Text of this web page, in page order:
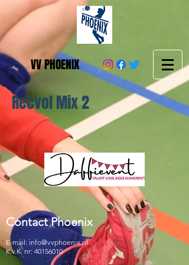
VV PHOENIX
Recvol Mix 2
Contact Phoenix
E-mail: info@vvphoenix.nl
K.v.K. nr: 40156010